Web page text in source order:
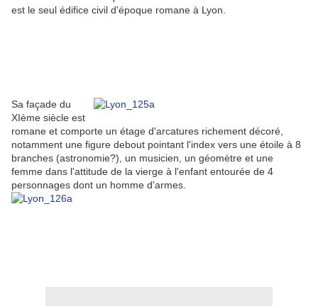
est le seul édifice civil d'époque romane à Lyon.
Sa façade du
XIème siècle est
romane et comporte un étage d'arcatures richement décoré,
notamment une figure debout pointant l'index vers une étoile à 8
branches (astronomie?), un musicien, un géomètre et une
femme dans l'attitude de la vierge à l'enfant entourée de 4
personnages dont un homme d'armes.